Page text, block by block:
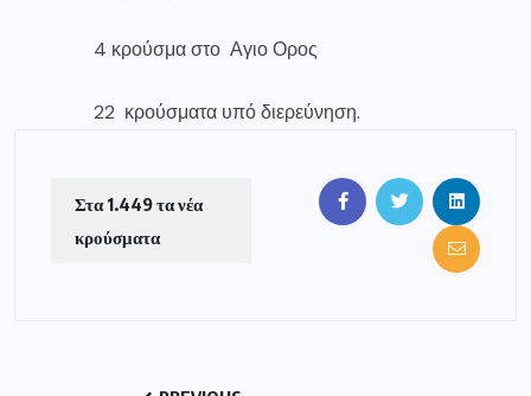
4 κρούσμα στο Αγιο Ορος
22 κρούσματα υπό διερεύνηση.
Στα 1.449 τα νέα
κρούσματα